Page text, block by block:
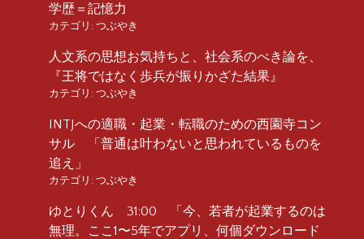
学歴＝記憶力
カテゴリ: つぶやき
人文系の思想お気持ちと、社会系のべき論を、
『王将ではなく歩兵が振りかざた結果』
カテゴリ: つぶやき
INTJへの適職・起業・転職のための西園寺コン
サル 「普通は叶わないと思われているものを
追え」
カテゴリ: つぶやき
ゆとりくん 31:00 「今、若者が起業するのは
無理。ここ1〜5年でアプリ、何個ダウンロード